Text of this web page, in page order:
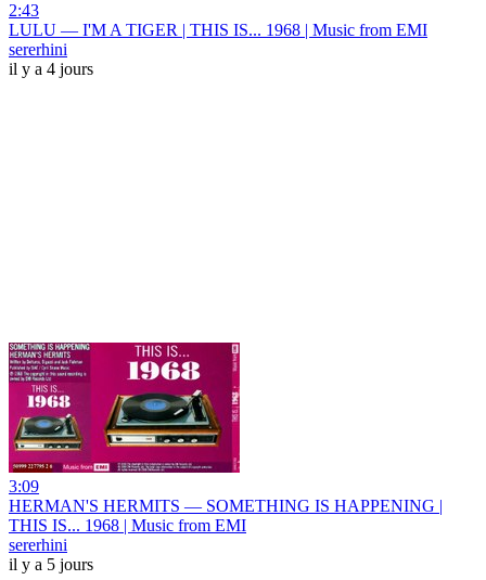
2:43
LULU — I'M A TIGER | THIS IS... 1968 | Music from EMI
sererhini
il y a 4 jours
3:09
HERMAN'S HERMITS — SOMETHING IS HAPPENING |
THIS IS... 1968 | Music from EMI
sererhini
il y a 5 jours